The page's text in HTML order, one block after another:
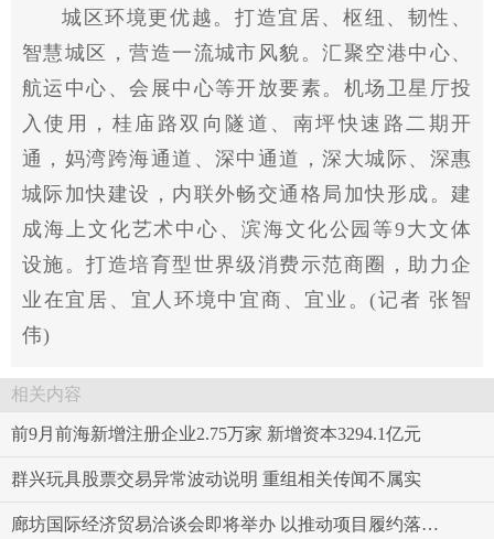
城区环境更优越。打造宜居、枢纽、韧性、
智慧城区，营造一流城市风貌。汇聚空港中心、
航运中心、会展中心等开放要素。机场卫星厅投
入使用，桂庙路双向隧道、南坪快速路二期开
通，妈湾跨海通道、深中通道，深大城际、深惠
城际加快建设，内联外畅交通格局加快形成。建
成海上文化艺术中心、滨海文化公园等9大文体
设施。打造培育型世界级消费示范商圈，助力企
业在宜居、宜人环境中宜商、宜业。(记者 张智
伟)
相关内容
前9月前海新增注册企业2.75万家 新增资本3294.1亿元
群兴玩具股票交易异常波动说明 重组相关传闻不属实
廊坊国际经济贸易洽谈会即将举办 以推动项目履约落地为目标